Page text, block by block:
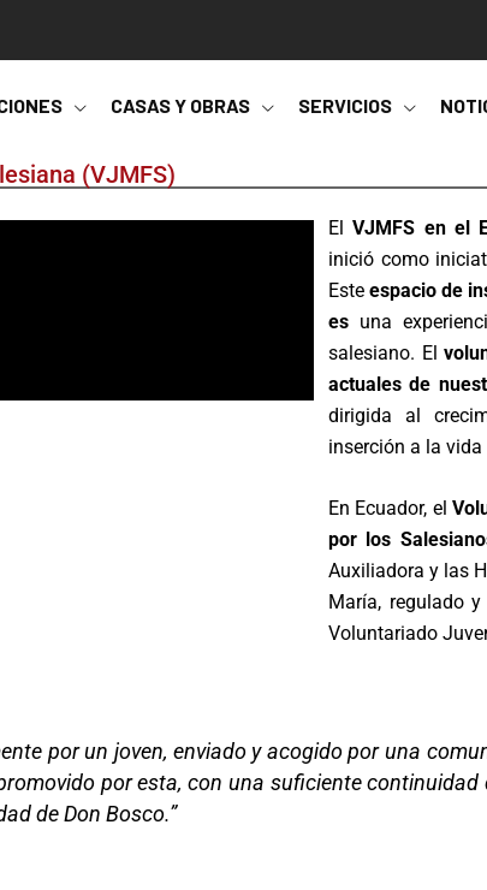
CASAS Y OBRAS SERVICIOS
(VJMFS)
El VJMFS en el
inició como
Este espacio de
es una
salesiano. El
actuales de
dirigida al
inserción a la
En Ecuador, el
por los
Auxiliadora y las
María, regulado
Voluntariado
por un joven, enviado y acogido por una
por esta, con una suficiente continuidad
de Don Bosco.”